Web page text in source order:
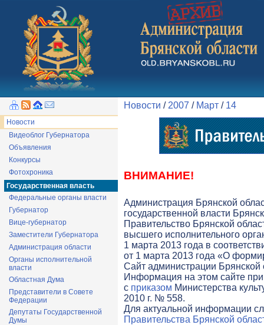
Новости
Видеоблог Губернатора
Объявления
Конкурсы
Фотохроника
Государственная власть
Федеральные органы власти
Губернатор
Вице-губернатор
Заместители Губернатора
Администрация области
Органы исполнительной
власти
Областная Дума
Представители в Совете
Федерации
Депутаты Государственной
Думы
Новости / 2007 / Март / 14
ВНИМАНИЕ!
Администрация Брянской
государственной власти
Правительство Брянской
высшего исполнительного
1 марта 2013 года в
от 1 марта 2013 года «О
Cайт администрации Брянской
Информация на этом сайте
с приказом Министерства
2010 г. № 558.
Для актуальной информации
Правительства Брянской